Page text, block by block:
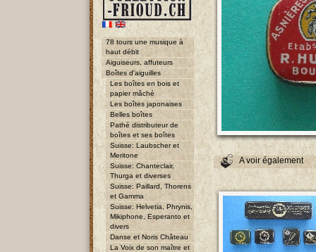
78 tours une musique à
haut débit
Aiguiseurs, affuteurs
Boîtes d'aiguilles
Les boîtes en bois et
papier mâché
Les boîtes japonaises
Belles boîtes
Pathé distributeur de
boîtes et ses boîtes
Suisse: Laubscher et
Meritone
Suisse: Chanteclair,
Thurga et diverses
Suisse: Paillard, Thorens
et Gamma
Suisse: Helvetia, Phrynis,
Mikiphone, Esperanto et
divers
Danse et Noris Château
La Voix de son maître et
A voir également